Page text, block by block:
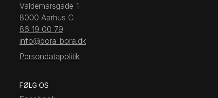
Valdemarsgade 1
8000 Aarhus C
86 19 00 79
info@bora-bora.dk
Persondatapolitik
FØLG OS